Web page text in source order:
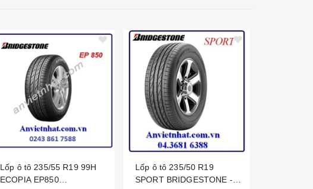
Lốp ô tô 235/55 R19 99H
ECOPIA EP850
Lốp ô tô 235/50 R19
SPORT BRIDGESTONE -